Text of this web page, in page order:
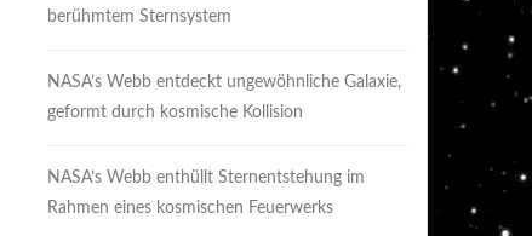
berühmtem Sternsystem
NASA’s Webb entdeckt ungewöhnliche Galaxie,
geformt durch kosmische Kollision
NASA’s Webb enthüllt Sternentstehung im
Rahmen eines kosmischen Feuerwerks